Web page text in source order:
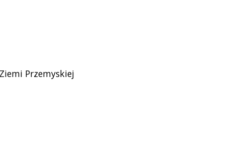
Przemyskiej